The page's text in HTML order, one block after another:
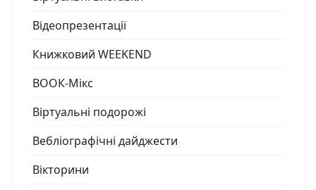
Відеопрезентації
Книжковий WEEKEND
ВООК-Мікс
Віртуальні подорожі
Вебліографічні дайджести
Вікторини